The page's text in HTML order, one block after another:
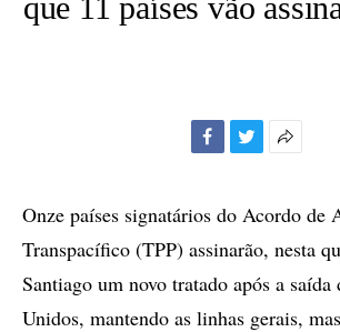
Onze países signatários do Acordo de
Transpacífico (TPP) assinarão, nesta
Santiago um novo tratado após a saída
Unidos, mantendo as linhas gerais,